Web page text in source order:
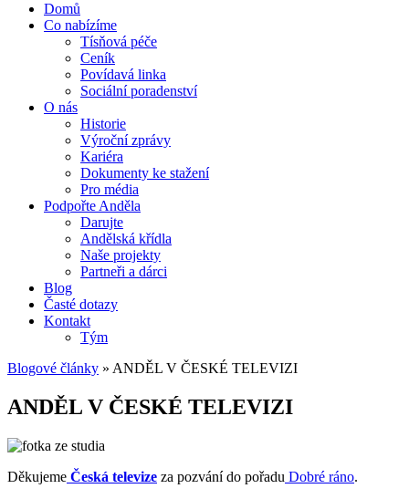
Domů
Co nabízíme
Tísňová péče
Ceník
Povídavá linka
Sociální poradenství
O nás
Historie
Výroční zprávy
Kariéra
Dokumenty ke stažení
Pro média
Podpořte Anděla
Darujte
Andělská křídla
Naše projekty
Partneři a dárci
Blog
Časté dotazy
Kontakt
Tým
Blogové články » ANDĚL V ČESKÉ TELEVIZI
ANDĚL V ČESKÉ TELEVIZI
Děkujeme Česká televize za pozvání do pořadu Dobré ráno.